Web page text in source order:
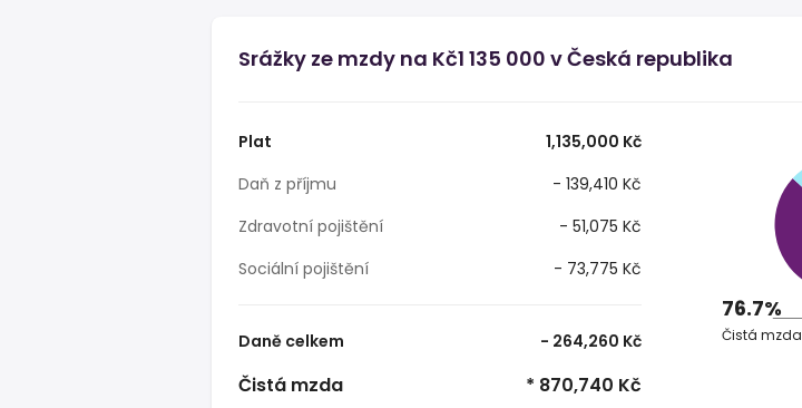
Srážky ze mzdy na Kč1 135 000 v Česká republika
Plat
1,135,000 Kč
Daň z příjmu
- 139,410 Kč
Zdravotní pojištění
- 51,075 Kč
Sociální pojištění
- 73,775 Kč
Daně celkem - 264,260 Kč
Čistá mzda * 870,740 Kč
76.7%
Čistá mzda